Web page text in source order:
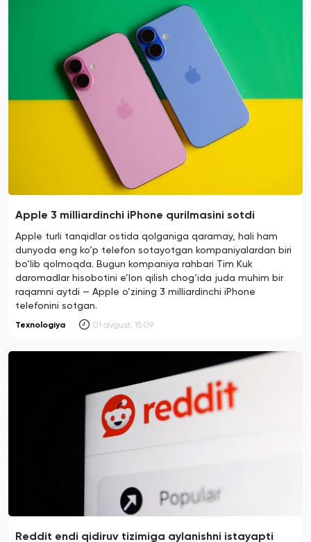
Apple 3 milliardinchi iPhone qurilmasini sotdi
Apple turli tanqidlar ostida qolganiga qaramay, hali ham
dunyoda eng ko‘p telefon sotayotgan kompaniyalardan biri
bo‘lib qolmoqda. Bugun kompaniya rahbari Tim Kuk
daromadlar hisobotini e’lon qilish chog‘ida juda muhim bir
raqamni aytdi — Apple o‘zining 3 milliardinchi iPhone
telefonini sotgan.
Texnologiya 01 avgust, 15:09
Reddit endi qidiruv tizimiga aylanishni istayapti